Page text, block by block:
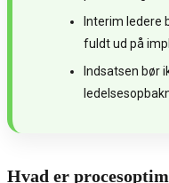
Interim ledere
fuldt ud på
Indsatsen bør
Hvad er